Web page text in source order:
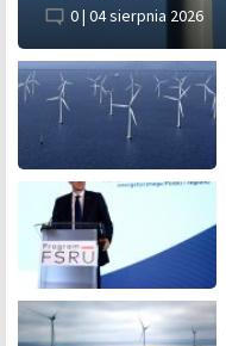
0 | 04 sierpnia 2026